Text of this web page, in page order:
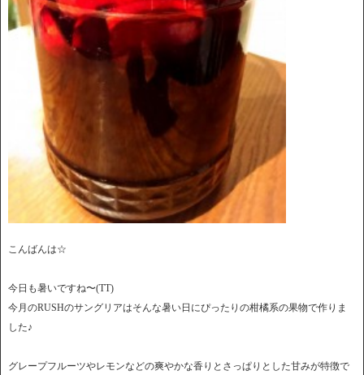
こんばんは☆
今日も暑いですね〜(TT)
今月のRUSHのサングリアはそんな暑い日にぴったりの柑橘系の果物で作りま
した♪
グレープフルーツやレモンなどの爽やかな香りとさっぱりとした甘みが特徴で